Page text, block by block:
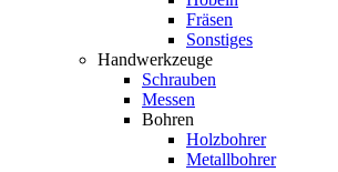
Fräsen
Sonstiges
Handwerkzeuge
Schrauben
Messen
Bohren
Holzbohrer
Metallbohrer